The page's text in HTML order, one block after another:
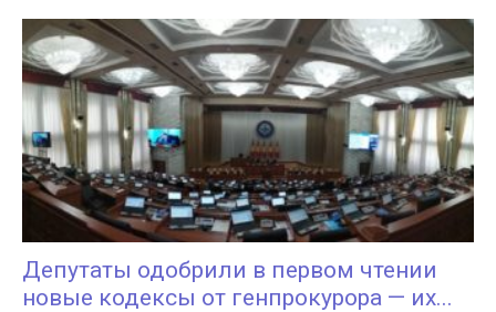
Депутаты одобрили в первом чтении
новые кодексы от генпрокурора — их...